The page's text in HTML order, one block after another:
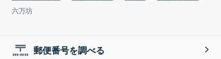
六万坊
郵便番号を調べる